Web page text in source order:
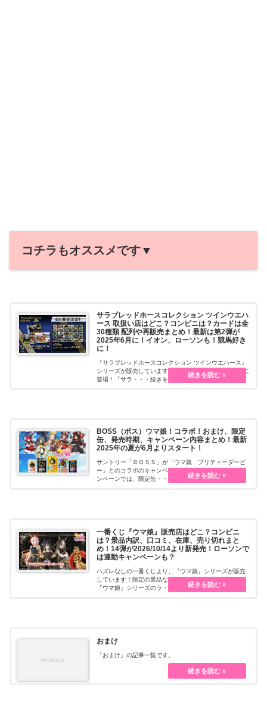
コチラもオススメです▼
サラブレッドホースコレクション ツインウエハ
ース 取扱い店はどこ？コンビニは？カードは全
30種類 配列や再販売まとめ！最新は第2弾が
2025年6月に！イオン、ローソンも！競馬好き
に！
『サラブレッドホースコレクション ツインウエハース』
シリーズが販売しています！最新は第2弾が2025年6月に
登場！『サラ・・・続きを読む
BOSS（ボス）ウマ娘！コラボ！おまけ、限定
缶、発売時期、キャンペーン内容まとめ！最新
2025年の夏が6月よりスタート！
サントリー「ＢＯＳＳ」が「ウマ娘 プリティーダービ
ー」とのコラボのキャンペーンを開催しています！キャ
ンペーンでは、限定缶・・・続きを読む
一番くじ『ウマ娘』販売店はどこ？コンビニ
は？景品内訳、口コミ、在庫、売り切れまと
め！14弾が2026/10/14より新発売！ローソンで
は連動キャンペーンも？
ハズレなしの一番くじより、『ウマ娘』シリーズが販売
しています！限定の景品などで毎回大人気！一番くじ
『ウマ娘』シリーズのラ・・・続きを読む
おまけ
「おまけ」の記事一覧です。